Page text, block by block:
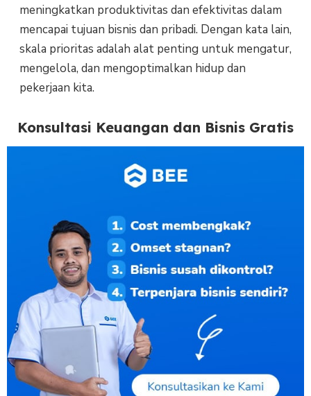
meningkatkan produktivitas dan efektivitas dalam
mencapai tujuan bisnis dan pribadi. Dengan kata lain,
skala prioritas adalah alat penting untuk mengatur,
mengelola, dan mengoptimalkan hidup dan
pekerjaan kita.
Konsultasi Keuangan dan Bisnis Gratis